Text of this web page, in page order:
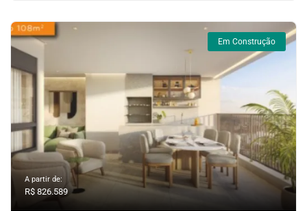
Em Construção
A partir de:
R$ 826.589